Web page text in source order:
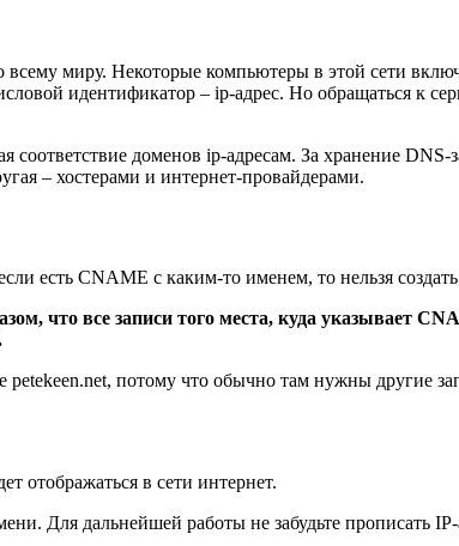
миру. Некоторые компьютеры в этой сети
идентификатор – ip-адрес. Но обращаться к
доменов ip-адресам. За хранение DNS-
– хостерами и интернет-провайдерами.
есть CNAME с каким-то именем, то нельзя
что все записи того места, куда указывает
petekeen.net, потому что обычно там нужны другие
отображаться в сети интернет.
Для дальнейшей работы не забудьте прописать